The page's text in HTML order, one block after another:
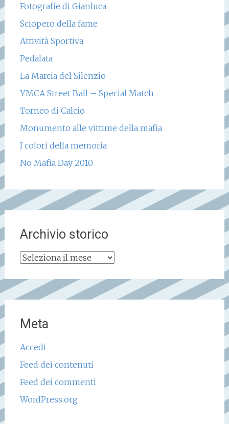
Fotografie di Gianluca
Sciopero della fame
Attività Sportiva
Pedalata
La Marcia del Silenzio
YMCA Street Ball – Special Match
Torneo di Calcio
Monumento alle vittime della mafia
I colori della memoria
No Mafia Day 2010
Archivio storico
Archivio
Meta
Accedi
Feed dei contenuti
Feed dei commenti
WordPress.org